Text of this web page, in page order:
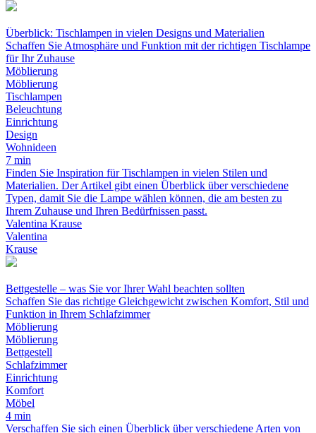
Überblick: Tischlampen in vielen Designs und Materialien
Schaffen Sie Atmosphäre und Funktion mit der richtigen Tischlampe
für Ihr Zuhause
Möblierung
Möblierung
Tischlampen
Beleuchtung
Einrichtung
Design
Wohnideen
7 min
Finden Sie Inspiration für Tischlampen in vielen Stilen und
Materialien. Der Artikel gibt einen Überblick über verschiedene
Typen, damit Sie die Lampe wählen können, die am besten zu
Ihrem Zuhause und Ihren Bedürfnissen passt.
Valentina Krause
Valentina
Krause
Bettgestelle – was Sie vor Ihrer Wahl beachten sollten
Schaffen Sie das richtige Gleichgewicht zwischen Komfort, Stil und
Funktion in Ihrem Schlafzimmer
Möblierung
Möblierung
Bettgestell
Schlafzimmer
Einrichtung
Komfort
Möbel
4 min
Verschaffen Sie sich einen Überblick über verschiedene Arten von